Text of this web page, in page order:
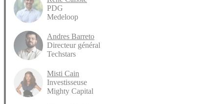
PDG
Medeloop
Andres Barreto
Directeur général
Techstars
Misti Cain
Investisseuse
Mighty Capital